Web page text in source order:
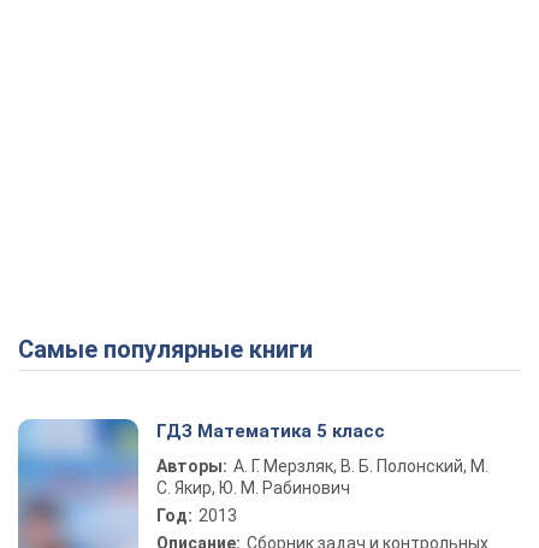
Самые популярные книги
ГДЗ Математика 5 класс
Авторы: А. Г. Мерзляк, В. Б. Полонский, М.
С. Якир, Ю. М. Рабинович
Год: 2013
Описание: Сборник задач и контрольных